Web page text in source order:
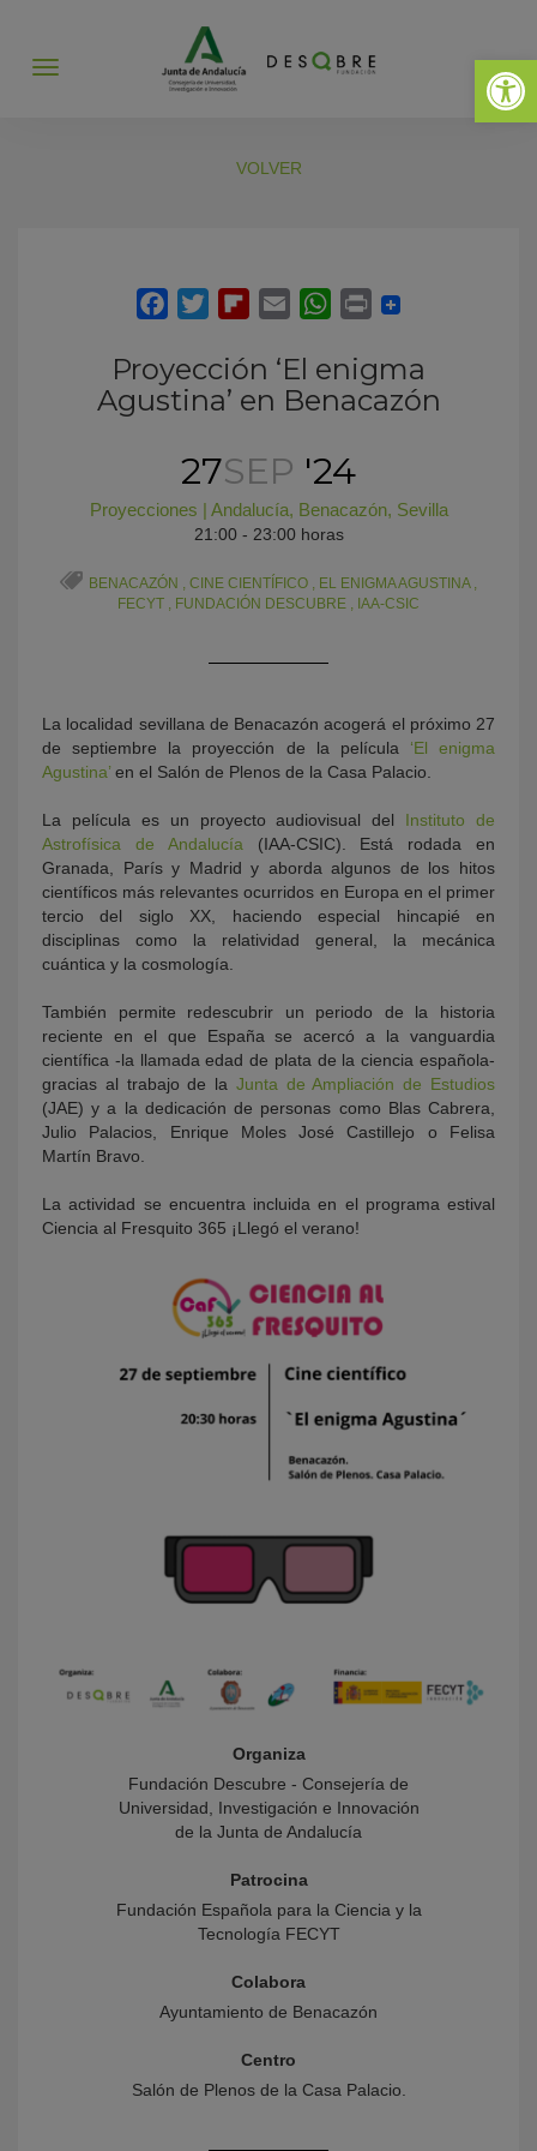
Abrir
Abrir
VOLVER
Proyección ‘El enigma
Agustina’ en Benacazón
27SEP '24
Proyecciones | Andalucía, Benacazón, Sevilla
21:00 - 23:00 horas
BENACAZÓN , CINE CIENTÍFICO , EL ENIGMA AGUSTINA,
FECYT , FUNDACIÓN DESCUBRE , IAA-CSIC
La localidad sevillana de Benacazón acogerá el próximo 27
de septiembre la proyección de la película ‘El enigma
Agustina’en el Salón de Plenos de la Casa Palacio.
La película es un proyecto audiovisual del Instituto de
Astrofísica de Andalucía (IAA-CSIC). Está rodada en
Granada, París y Madrid y aborda algunos de los hitos
científicos más relevantes ocurridos en Europa en el primer
tercio del siglo XX, haciendo especial hincapié en
disciplinas como la relatividad general, la mecánica
cuántica y la cosmología.
También permite redescubrir un periodo de la historia
reciente en el que España se acercó a la vanguardia
científica -la llamada edad de plata de la ciencia española-
gracias al trabajo de la Junta de Ampliación de Estudios
(JAE) y a la dedicación de personas como Blas Cabrera,
Julio Palacios, Enrique Moles José Castillejo o Felisa
Martín Bravo.
La actividad se encuentra incluida en el programa estival
Ciencia al Fresquito 365 ¡Llegó el verano!
Organiza
Fundación Descubre - Consejería de
Universidad, Investigación e Innovación
de la Junta de Andalucía
Patrocina
Fundación Española para la Ciencia y la
Tecnología FECYT
Colabora
Ayuntamiento de Benacazón
Centro
Salón de Plenos de la Casa Palacio.